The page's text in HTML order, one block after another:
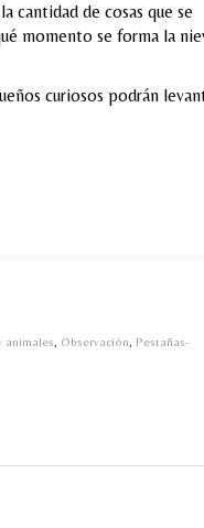
cantidad de cosas que se
momento se forma la
curiosos podrán
animales Observación
Pestañas-